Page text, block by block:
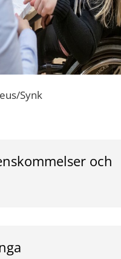
Synk
och